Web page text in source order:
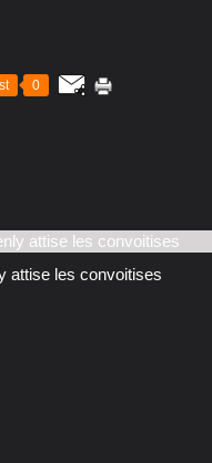
0
attise les convoitises